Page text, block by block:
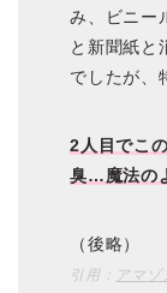
み、ビニー
と新聞紙と
でしたが、
2人目でこ
臭…魔法の
（後略）
引用： アマゾ